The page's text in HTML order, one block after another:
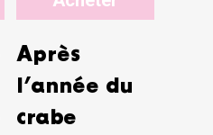
Après
l’année du
crabe